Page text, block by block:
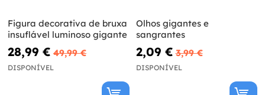
Figura decorativa de bruxa
insuflável luminoso gigante
28,99 € 49,99 €
DISPONÍVEL
Olhos gigantes e
sangrantes
2,09 € 3,99 €
DISPONÍVEL